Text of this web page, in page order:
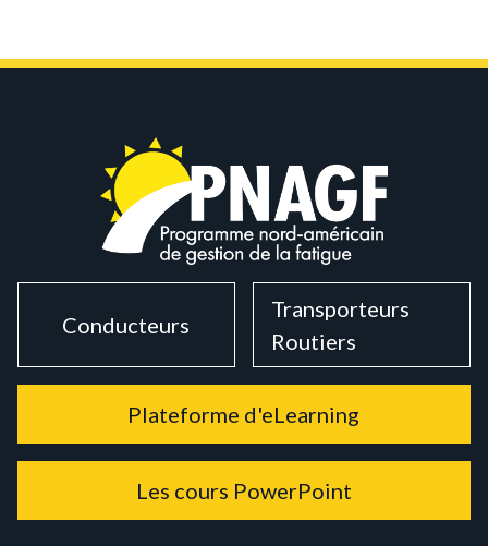
Conducteurs
Transporteurs
Routiers
Plateforme d'eLearning
Les cours PowerPoint